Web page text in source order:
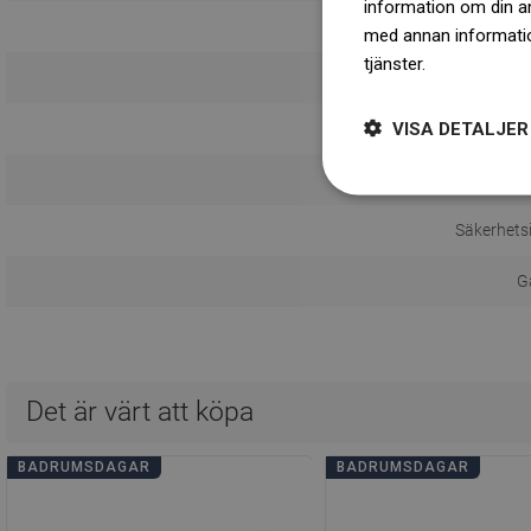
Avstånd
Det är värt att köpa
BADRUMSDAGAR BADRUMSDAGAR
information om din
med annan
tjänster.
VISA DETALJER